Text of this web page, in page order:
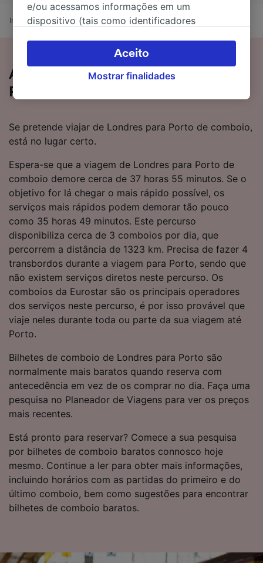
Início Horários de comboio Londres a Porto
Apanhe o comboio de Londres para
Porto em 35 horas 49 minutos
Se pretende viajar de Londres para Porto de comboio,
está no lugar certo.
Espera-se que a viagem de Londres para Porto de
comboio demore cerca de 37 horas 55 minutos. Se o
objetivo for lá chegar o mais rápido possível, os
serviços mais rápidos podem demorar tão pouco
como 35 horas 49 minutos. Este percurso
disponibiliza cerca de 3 comboios por dia, que
percorrem a distância de 1323 km. Precisa de fazer 4
transbordos durante a viagem para Porto, sendo que
não existem serviços diretos neste percurso. Os
comboios da Eurostar são os principais operadores
dos serviços neste percurso, é por isso provável que
viaje neles durante toda ou parte da sua viagem até
Porto.
Bilhetes de comboio de Londres para Porto são
normalmente mais baratos quando reserva com
antecedência em vez de os comprar no dia. Faça uma
pesquisa no Planeador de Viagens para ver os preços
mais recentes.
Está pronto para reservar? Comece a sua pesquisa
por bilhetes de comboio baratos connosco hoje
mesmo. Continue a ler para obter mais informações,
incluindo horários com as partidas do primeiro e do
último comboio, bem como sugestões para encontrar
bilhetes de comboio baratos.
e/ou acessamos informações em um
dispositivo (tais como identificadores
pessoais. Você pode aceitar ou gerenciar as
suas escolhas (incluindo o seu direito se opor
à aplicação do interesse legítimo) clicando
afetarão os dados de navegação. Seus dados
não serão utilizados para fins de rastreamento
se você tiver pedido para não ser rastreado.
Nós e nossos parceiros processamos os
dados para fornecer:
Usar dados exatos de geolocalização.
Verificar ativamente as características do
dispositivo para identificação. Armazenar e/ou
acessar informações em um dispositivo.
Publicidade e conteúdo personalizados,
medição de publicidade e conteúdo, pesquisa
de público e desenvolvimento de serviços..
Lista de parceiros (fornecedores)
Mostrar finalidades
Aceito